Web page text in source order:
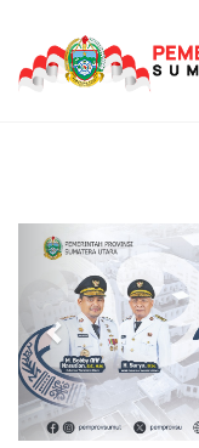
Previous